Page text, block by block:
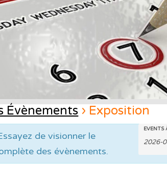
Évènements › Exposition
EVENTS
de visionner le
des évènements.